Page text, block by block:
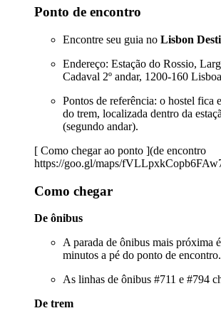
Ponto de encontro
Encontre seu guia no Lisbon
Endereço: Estação do Rossio,
Cadaval 2º andar, 1200-160
Pontos de referência: o hostel fica
do trem, localizada dentro da
(segundo andar).
[ Como chegar ao ponto ](de encontro
https://goo.gl/maps/
Como chegar
De ônibus
A parada de ônibus mais próxima
minutos a pé do ponto de encontro.
As linhas de ônibus #711 e #794
De trem